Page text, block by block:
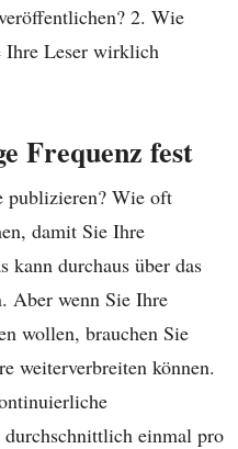
2. Wie
Ihre Leser wirklich
Frequenz fest
publizieren? Wie oft
damit Sie Ihre
kann durchaus über das
Aber wenn Sie Ihre
wollen, brauchen Sie
weiterverbreiten können.
einmal pro